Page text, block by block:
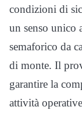
condizioni di
un senso unico
semaforico da
di monte. Il
garantire la
attività